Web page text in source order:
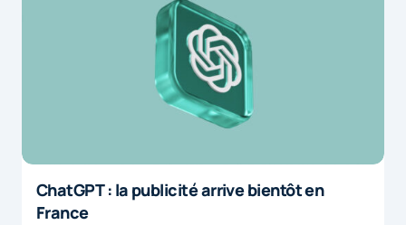
ChatGPT : la publicité arrive bientôt en
France